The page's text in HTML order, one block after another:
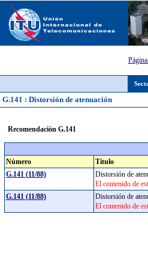
G.141 : Distorsión de atenuación
Recomendación G.141
Número
Título
G.141 (11/88)
Distorsión de
El contenido de
G.141 (11/88)
Distorsión de
El contenido de